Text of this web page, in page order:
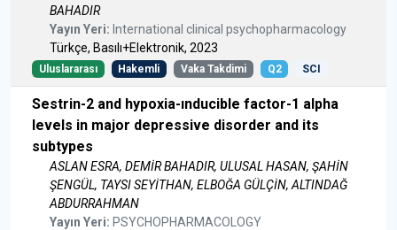
BAHADIR
Yayın Yeri: International clinical psychopharmacology
Türkçe, Basılı+Elektronik, 2023
Uluslararası Hakemli Vaka Takdimi Q2 SCI
Sestrin-2 and hypoxia-ınducible factor-1 alpha
levels in major depressive disorder and its
subtypes
ASLAN ESRA, DEMİR BAHADIR, ULUSAL HASAN, ŞAHİN
ŞENGÜL, TAYSI SEYİTHAN, ELBOĞA GÜLÇİN, ALTINDAĞ
ABDURRAHMAN
Yayın Yeri: PSYCHOPHARMACOLOGY